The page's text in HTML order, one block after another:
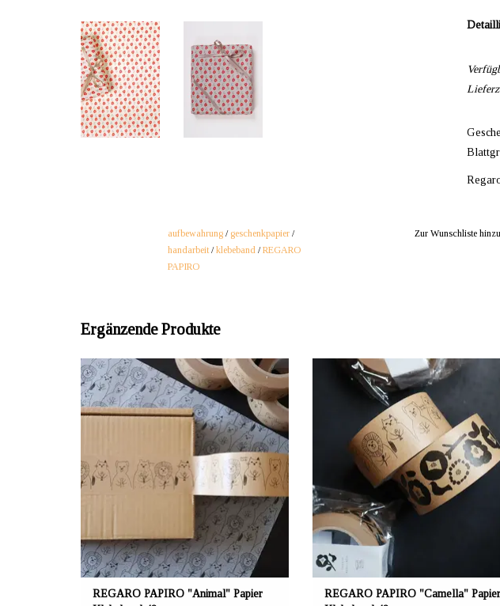
aufbewahrung / geschenkpapier /
handarbeit/klebeband /REGARO
PAPIRO
Zur Wunschliste
Ergänzende Produkte
ANBIETER: mustikka.ch Reeta Nagel,
Frauenfeld, Schweiz
Umweltfreundliches Papier-Klebeband um
Geschenke und Pakete wunderschön zu
verpacken. Vollständig recycelbar / Bandbreite:
48 mm / Bandlänge: 40 m.
REGARO PAPIRO "Animal" Papier
ANBIETER: mustikka.ch Reeta Nagel,
Frauenfeld, Schweiz
Umweltfreundliches Papier-Klebeband um
Geschenke und Pakete wunderschön zu
verpacken. Vollständig recycelbar /
48 mm / Bandlänge: 40 m.
REGARO PAPIRO "Camella" Papier